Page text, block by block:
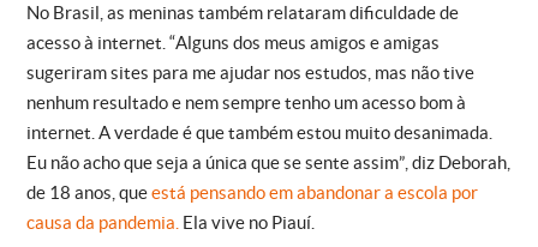
No Brasil, as meninas também relataram dificuldade de
acesso à internet. “Alguns dos meus amigos e amigas
sugeriram sites para me ajudar nos estudos, mas não tive
nenhum resultado e nem sempre tenho um acesso bom à
internet. A verdade é que também estou muito desanimada.
Eu não acho que seja a única que se sente assim”, diz Deborah,
de 18 anos, queestá pensando em abandonar a escola por
causa da pandemia. Ela vive no Piauí.